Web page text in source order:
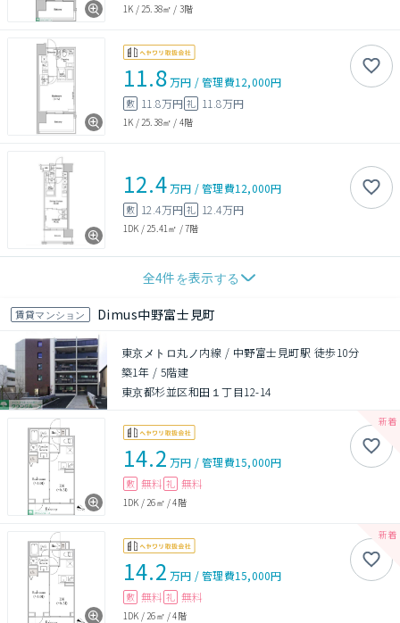
1K /25.38㎡ / 3階
11.8万円 /管理費12,000円
敷 11.8万円 礼 11.8万円
1K /25.38㎡ / 4階
12.4万円 /管理費12,000円
敷 12.4万円 礼 12.4万円
1DK / 25.41㎡ /7階
全4件を表示する
賃貸マンション Dimus中野富士見町
東京メトロ丸ノ内線 / 中野富士見町駅 徒歩10分
築1年 / 5階建
東京都杉並区和田１丁目12-14
14.2 万円 /管理費15,000円
敷 無料 礼 無料
1DK /26㎡ /4階
14.2 万円 /管理費15,000円
敷 無料 礼 無料
1DK /26㎡ /4階